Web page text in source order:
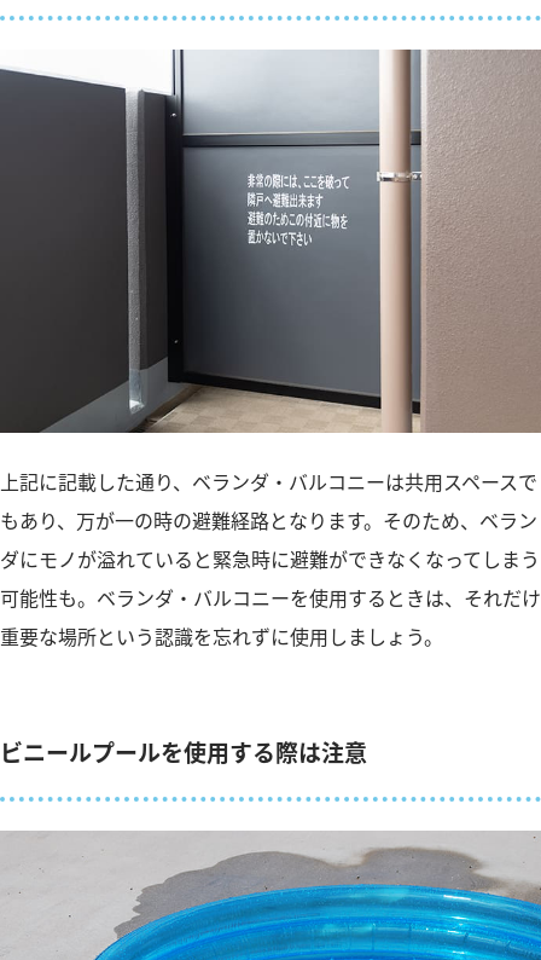
上記に記載した通り、ベランダ・バルコニーは共用スペースで
もあり、万が一の時の避難経路となります。そのため、ベラン
ダにモノが溢れていると緊急時に避難ができなくなってしまう
可能性も。ベランダ・バルコニーを使用するときは、それだけ
重要な場所という認識を忘れずに使用しましょう。
ビニールプールを使用する際は注意